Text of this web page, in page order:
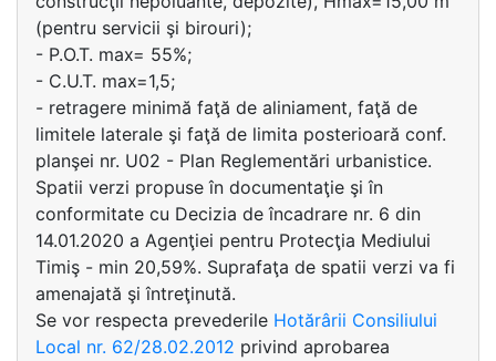
(pentru servicii şi birouri);
- P.O.T. max= 55%;
- C.U.T. max=1,5;
- retragere minimă faţă de aliniament, faţă de
limitele laterale şi faţă de limita posterioară conf.
planşei nr. U02 - Plan Reglementări urbanistice.
Spatii verzi propuse în documentaţie şi în
conformitate cu Decizia de încadrare nr. 6 din
14.01.2020 a Agenţiei pentru Protecţia Mediului
Timiş - min 20,59%. Suprafaţa de spatii verzi va fi
amenajată şi întreţinută.
Se vor respecta prevederile Hotărârii Consiliului
Local nr. 62/28.02.2012 privind aprobarea